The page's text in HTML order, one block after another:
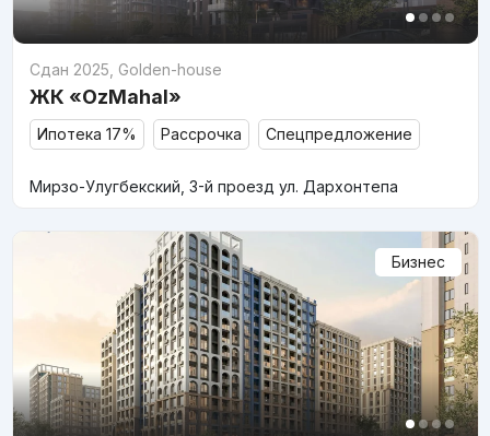
Сдан 2025 Golden-house
ЖК «OzMahal»
Ипотека 17% Рассрочка Спецпредложение
Мирзо-Улугбекский, 3-й проезд ул. Дархонтепа
Бизнес